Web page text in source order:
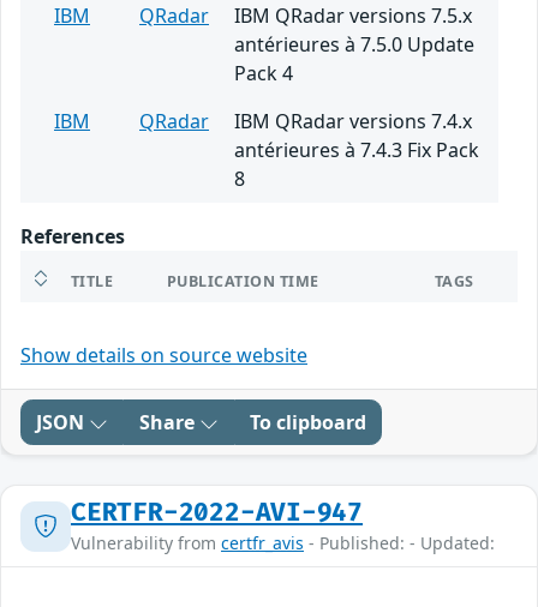
IBM QRadar
IBM QRadar versions 7.5.x
antérieures à 7.5.0 Update
Pack 4
IBM
QRadar
IBM QRadar versions 7.4.x
antérieures à 7.4.3 Fix Pack
8
References
TITLE PUBLICATION TIME TAGS
Show details on source website
JSON Share To clipboard
CERTFR-2022-AVI-947
Vulnerability from certfr_avis - Published: - Updated: